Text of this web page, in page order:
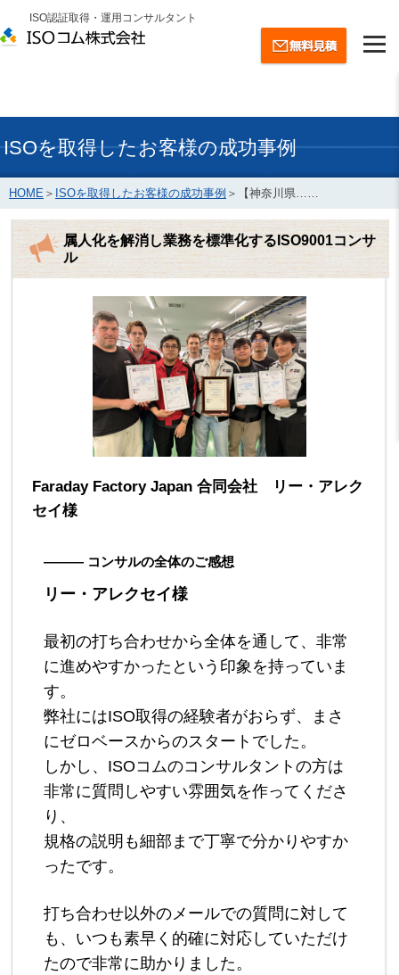
ISO認証取得・運用コンサルタント
ISOを取得したお客様の成功事例
HOME ＞ ISOを取得したお客様の成功事例 ＞ 【神奈川県……
属人化を解消し業務を標準化するISO9001コンサ
ル
Faraday Factory Japan 合同会社 リー・アレク
セイ様
――― コンサルの全体のご感想
リー・アレクセイ様
最初の打ち合わせから全体を通して、非常
に進めやすかったという印象を持っていま
す。
弊社にはISO取得の経験者がおらず、まさ
にゼロベースからのスタートでした。
しかし、ISOコムのコンサルタントの方は
非常に質問しやすい雰囲気を作ってくださ
り、
規格の説明も細部まで丁寧で分かりやすか
ったです。
打ち合わせ以外のメールでの質問に対して
も、いつも素早く的確に対応していただけ
たので非常に助かりました。